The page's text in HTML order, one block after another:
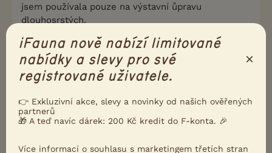
jsem používala pouze na výstavní ůpravu
dlouhosrstých.
Kvalitní příspěvek
Nahlásit
Citovat
Neregistrovaný uživatel 16.6.2014 16:12
iFauna nově nabízí limitované
nabídky a slevy pro své
registrované uživatele.
×
👉 Exkluzivní akce, slevy a novinky od našich ověřených
partnerů
🎁 A teď navíc dárek: 200 Kč kredit do F-konta. 🎉
Více informací o souhlasu s marketingem třetích stran